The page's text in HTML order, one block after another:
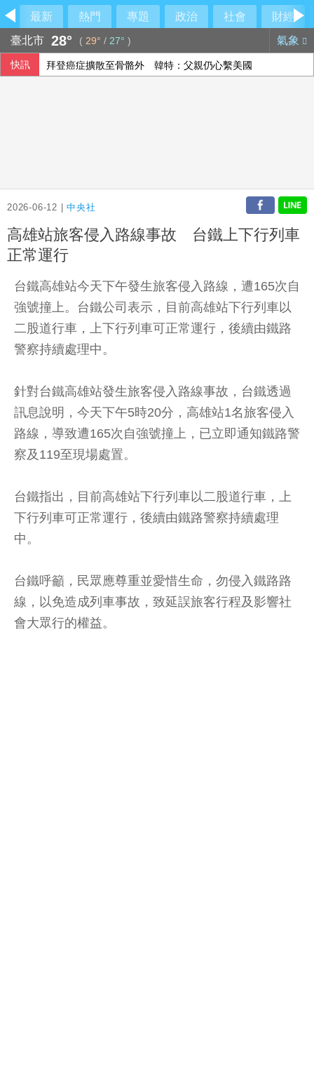
最新 熱門 專題 政治 社會
財經
臺北市 28° ( 29° / 27° ) 氣象
快訊 拜登癌症擴散至骨骼外 韓特：父親仍心繫美國
2026-06-12 |中央社
高雄站旅客侵入路線事故 台鐵上下行列車
正常運行
台鐵高雄站今天下午發生旅客侵入路線，遭165次自
強號撞上。台鐵公司表示，目前高雄站下行列車以
二股道行車，上下行列車可正常運行，後續由鐵路
警察持續處理中。
針對台鐵高雄站發生旅客侵入路線事故，台鐵透過
訊息說明，今天下午5時20分，高雄站1名旅客侵入
路線，導致遭165次自強號撞上，已立即通知鐵路警
察及119至現場處置。
台鐵指出，目前高雄站下行列車以二股道行車，上
下行列車可正常運行，後續由鐵路警察持續處理
中。
台鐵呼籲，民眾應尊重並愛惜生命，勿侵入鐵路路
線，以免造成列車事故，致延誤旅客行程及影響社
會大眾行的權益。